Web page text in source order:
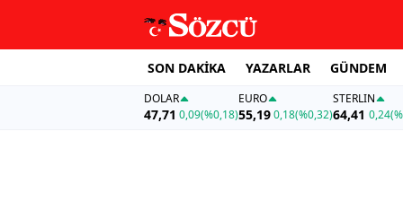
SON DAKİKA YAZARLAR GÜNDEM
DOLAR
47,71 0,09(%0,18)
EURO
55,19 0,18(%0,32)
STERLIN
64,41 0,24